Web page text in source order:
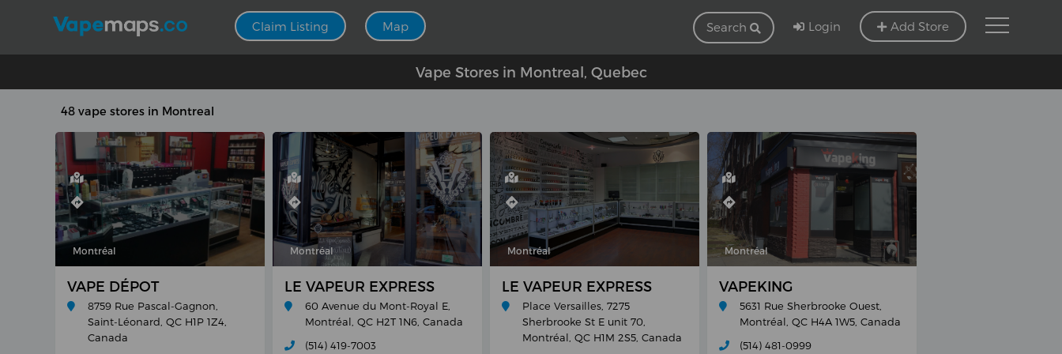
Claim Listing Map Search Login Add Store
Vape Stores in Montreal, Quebec
48 vape stores in Montreal
Montréal
VAPE DÉPOT
8759 Rue Pascal-Gagnon,
Saint-Léonard, QC H1P 1Z4,
Canada
Montréal
LE VAPEUR EXPRESS
60 Avenue du Mont-Royal E,
Montréal, QC H2T 1N6, Canada
(514) 419-7003
Montréal
LE VAPEUR EXPRESS
Place Versailles, 7275
Sherbrooke St E unit 70,
Montréal, QC H1M 2S5, Canada
Montréal
VAPEKING
5631 Rue Sherbrooke Ouest,
Montréal, QC H4A 1W5, Canada
(514) 481-0999